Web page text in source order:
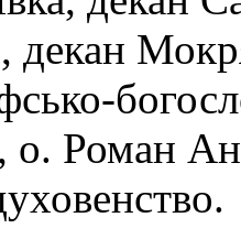
декан
Роман